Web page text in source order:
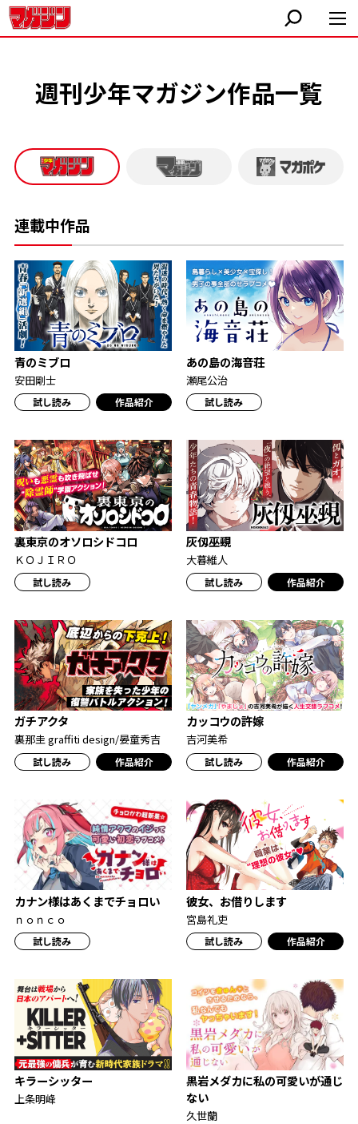
週刊少年マガジン作品一覧
連載中作品
青のミブロ
安田剛士
試し読み 作品紹介
あの島の海音荘
瀬尾公治
試し読み
裏東京のオソロシドコロ
ＫＯＪＩＲＯ
試し読み
灰仭巫覡
大暮維人
試し読み 作品紹介
ガチアクタ
裏那圭 graffiti design/晏童秀吉
試し読み 作品紹介
カッコウの許嫁
吉河美希
試し読み 作品紹介
カナン様はあくまでチョロい
ｎｏｎｃｏ
試し読み
彼女、お借りします
宮島礼吏
試し読み 作品紹介
キラーシッター
上条明峰
黒岩メダカに私の可愛いが通じ
ない
久世蘭